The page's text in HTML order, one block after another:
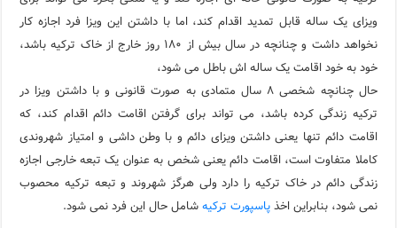
موزه ساعت کاخ توپکاپی استانبول
اجاره خانه در استانبول چگونه است؟ راهنمای کامل در سال 2026
ویزای یک ساله قابل تمدید اقدام کند، اما با داشتن این ویزا فرد اجازه کار
نخواهد داشت و چنانچه در سال بیش از ۱۸۰ روز خارج از خاک ترکیه باشد،
خود به خود اقامت یک ساله اش باطل می شود،
حال چنانچه شخصی ۸ سال متمادی به صورت قانونی و با داشتن ویزا در
ترکیه زندگی کرده باشد، می تواند برای گرفتن اقامت دائم اقدام کند، که
اقامت دائم تنها یعنی داشتن ویزای دائم و با وطن داشی و امتیاز شهروندی
کاملا متفاوت است، اقامت دائم یعنی شخص به عنوان یک تبعه خارجی اجازه
زندگی دائم در خاک ترکیه را دارد ولی هرگز شهروند و تبعه ترکیه محصوب
نمی شود، بنابراین اخذپاسپورت ترکیهشامل حال این فرد نمی شود.